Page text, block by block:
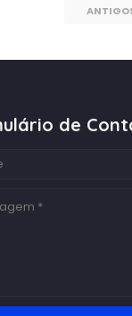
de